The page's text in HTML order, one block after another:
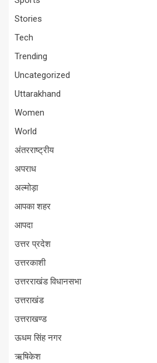
Stories
Tech
Trending
Uncategorized
Uttarakhand
Women
World
अंतरराष्ट्रीय
अपराध
अल्मोड़ा
आपका शहर
आपदा
उत्तर प्रदेश
उत्तरकाशी
उत्तरराखंड विधानसभा
उत्तराखंड
उत्तराखण्ड
ऊधम सिंह नगर
ऋषिकेश